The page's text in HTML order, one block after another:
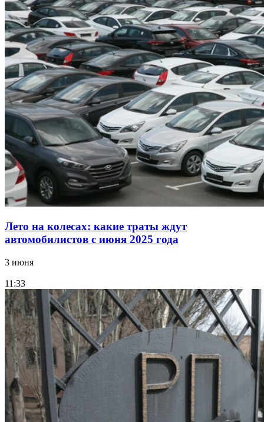
Лето на колесах: какие траты ждут
автомобилистов с июня 2025 года
3 июня
11:33